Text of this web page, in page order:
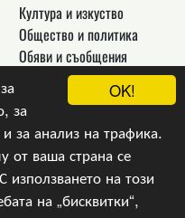
OK!
за
за анализ на трафика.
от ваша страна се
на този
на „бисквитки“,
Култура и изкуство
Общество и политика
Обяви и съобщения
Новини
Други
Русе, Уеб Дизайн и